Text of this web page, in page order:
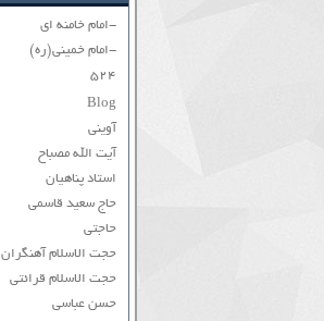
-امام خامنه ای
-امام خمینی(ره)
۵۲۴
Blog
آوینی
آیت الله مصباح
استاد پناهیان
حاج سعید قاسمی
حاجتی
حجت الاسلام آهنگران
حجت الاسلام قرائتی
حسن عباسی